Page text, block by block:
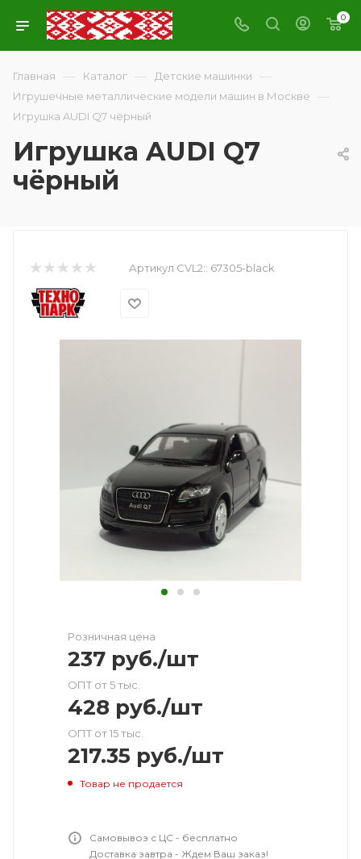
0
Главная — Каталог — Детские машинки —
Игрушечные металлические модели машин в Москве —
Игрушка AUDI Q7 чёрный
Игрушка AUDI Q7
чёрный
Артикул CVL2:: 67305-black
Розничная цена
237 руб./шт
ОПТ от 5 тыс.
428 руб./шт
ОПТ от 15 тыс.
217.35 руб./шт
Товар не продается
Самовывоз с ЦС - бесплатно
Доставка завтра - Ждем Ваш заказ!